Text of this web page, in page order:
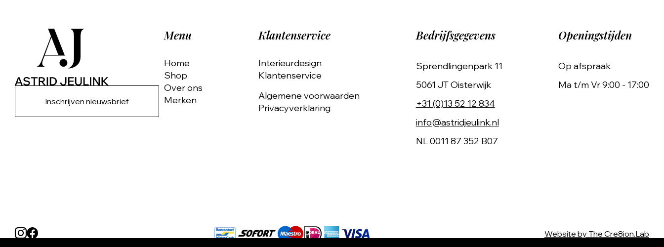
Inschrijven nieuwsbrief
Menu
Home
Shop
Over ons
Merken
Klantenservice
Interieurdesign
Klantenservice
Algemene voorwaarden
Privacyverklaring
Bedrijfsgegevens
Sprendlingenpark 11
5061 JT Oisterwijk
+31 (0)13 52 12 834
info@astridjeulink.nl
NL 0011 87 352 B07
Openingstijden
Op afspraak
Ma t/m Vr 9:00 - 17:00
Website by The Cre8ion.Lab